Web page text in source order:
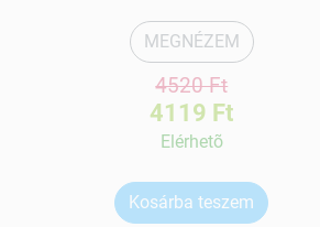
MEGNÉZEM
4520 Ft
4119 Ft
Elérhetõ
Kosárba teszem